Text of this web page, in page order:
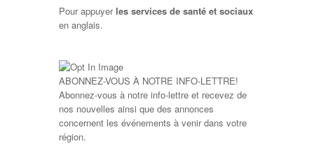
Pour appuyer les services de santé et sociaux
en anglais.
ABONNEZ-VOUS À NOTRE INFO-LETTRE!
Abonnez-vous à notre info-lettre et recevez de
nos nouvelles ainsi que des annonces
concernent les événements à venir dans votre
région.